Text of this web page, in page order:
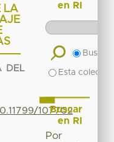
LA
DEL
107702
en RI
Buscar
Esta
Buscar
en RI
Por